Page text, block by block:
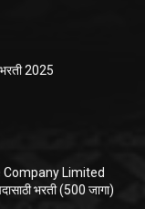
2025
Company Limited
भरती (500 जागा)